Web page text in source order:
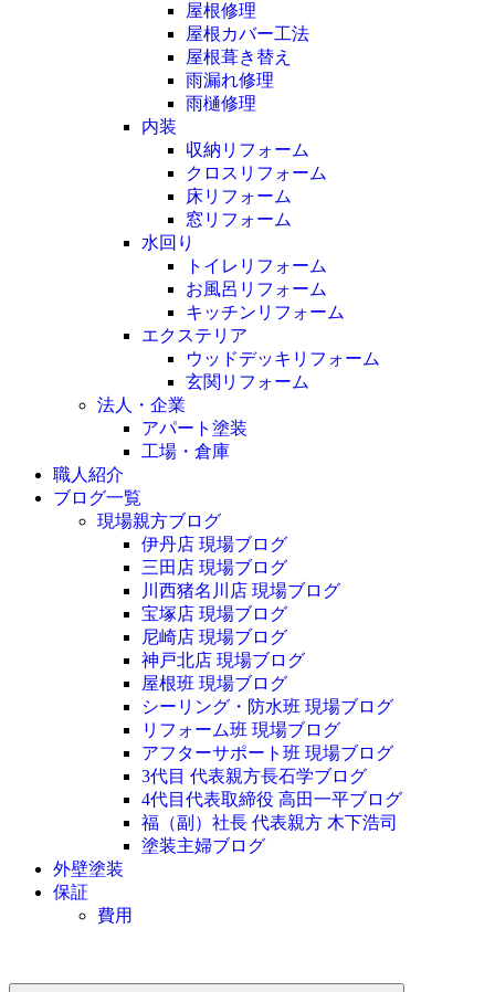
屋根修理
屋根カバー工法
屋根葺き替え
雨漏れ修理
雨樋修理
内装
収納リフォーム
クロスリフォーム
床リフォーム
窓リフォーム
水回り
トイレリフォーム
お風呂リフォーム
キッチンリフォーム
エクステリア
ウッドデッキリフォーム
玄関リフォーム
法人・企業
アパート塗装
工場・倉庫
職人紹介
ブログ一覧
現場親方ブログ
伊丹店 現場ブログ
三田店 現場ブログ
川西猪名川店 現場ブログ
宝塚店 現場ブログ
尼崎店 現場ブログ
神戸北店 現場ブログ
屋根班 現場ブログ
シーリング・防水班 現場ブログ
リフォーム班 現場ブログ
アフターサポート班 現場ブログ
3代目 代表親方長石学ブログ
4代目代表取締役 高田一平ブログ
福（副）社長 代表親方 木下浩司
塗装主婦ブログ
外壁塗装
保証
費用